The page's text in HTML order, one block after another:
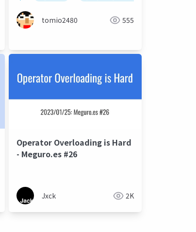
tomio2480 555
Operator Overloading is Hard
- Meguro.es #26
Jxck 2K